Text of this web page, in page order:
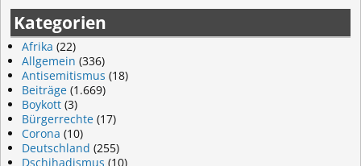
Kategorien
Afrika (22)
Allgemein (336)
Antisemitismus (18)
Beiträge (1.669)
Boykott (3)
Bürgerrechte (17)
Corona (10)
Deutschland (255)
Dschihadismus (10)